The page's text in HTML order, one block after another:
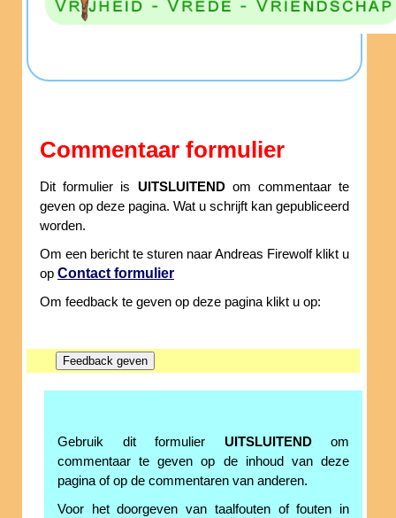
Commentaar formulier
Dit formulier is UITSLUITENDom commentaar te
geven op deze pagina. Wat u schrijft kan gepubliceerd
worden.
Om een bericht te sturen naar Andreas Firewolf klikt u
op Contact formulier
Om feedback te geven op deze pagina klikt u op:
Gebruik dit formulier UITSLUITENDom
commentaar te geven op de inhoud van deze
pagina of op de commentaren van anderen.
Voor het doorgeven van taalfouten of fouten in